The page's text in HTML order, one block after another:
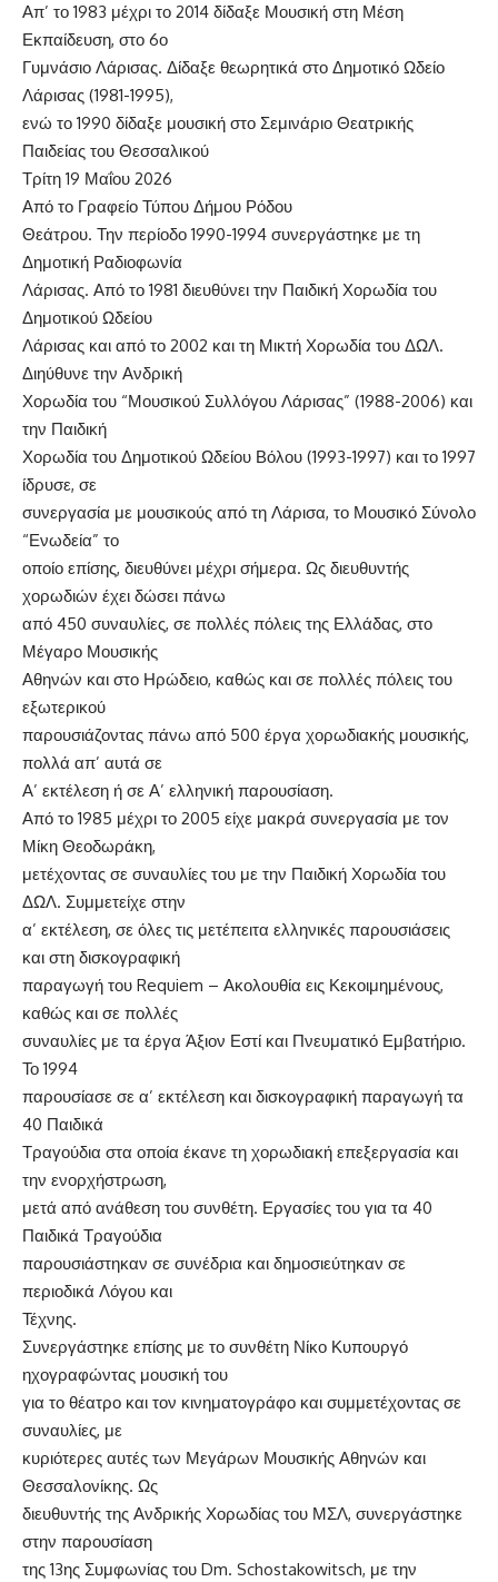
Απ’ το 1983 μέχρι το 2014 δίδαξε Μουσική στη Μέση
Εκπαίδευση, στο 6ο
Γυμνάσιο Λάρισας. Δίδαξε θεωρητικά στο Δημοτικό Ωδείο
Λάρισας (1981-1995),
ενώ το 1990 δίδαξε μουσική στο Σεμινάριο Θεατρικής
Παιδείας του Θεσσαλικού
Τρίτη 19 Μαΐου 2026
Από το Γραφείο Τύπου Δήμου Ρόδου
Θεάτρου. Την περίοδο 1990-1994 συνεργάστηκε με τη
Δημοτική Ραδιοφωνία
Λάρισας. Από το 1981 διευθύνει την Παιδική Χορωδία του
Δημοτικού Ωδείου
Λάρισας και από το 2002 και τη Μικτή Χορωδία του ΔΩΛ.
Διηύθυνε την Ανδρική
Χορωδία του “Μουσικού Συλλόγου Λάρισας” (1988-2006) και
την Παιδική
Χορωδία του Δημοτικού Ωδείου Βόλου (1993-1997) και το 1997
ίδρυσε, σε
συνεργασία με μουσικούς από τη Λάρισα, το Μουσικό Σύνολο
“Ενωδεία” το
οποίο επίσης, διευθύνει μέχρι σήμερα. Ως διευθυντής
χορωδιών έχει δώσει πάνω
από 450 συναυλίες, σε πολλές πόλεις της Ελλάδας, στο
Μέγαρο Μουσικής
Αθηνών και στο Ηρώδειο, καθώς και σε πολλές πόλεις του
εξωτερικού
παρουσιάζοντας πάνω από 500 έργα χορωδιακής μουσικής,
πολλά απ’ αυτά σε
Α’ εκτέλεση ή σε Α’ ελληνική παρουσίαση.
Από το 1985 μέχρι το 2005 είχε μακρά συνεργασία με τον
Μίκη Θεοδωράκη,
μετέχοντας σε συναυλίες του με την Παιδική Χορωδία του
ΔΩΛ. Συμμετείχε στην
α’ εκτέλεση, σε όλες τις μετέπειτα ελληνικές παρουσιάσεις
και στη δισκογραφική
παραγωγή του Requiem – Ακολουθία εις Κεκοιμημένους,
καθώς και σε πολλές
συναυλίες με τα έργα Άξιον Εστί και Πνευματικό Εμβατήριο.
Το 1994
παρουσίασε σε α’ εκτέλεση και δισκογραφική παραγωγή τα
40 Παιδικά
Τραγούδια στα οποία έκανε τη χορωδιακή επεξεργασία και
την ενορχήστρωση,
μετά από ανάθεση του συνθέτη. Εργασίες του για τα 40
Παιδικά Τραγούδια
παρουσιάστηκαν σε συνέδρια και δημοσιεύτηκαν σε
περιοδικά Λόγου και
Τέχνης.
Συνεργάστηκε επίσης με το συνθέτη Νίκο Κυπουργό
ηχογραφώντας μουσική του
για το θέατρο και τον κινηματογράφο και συμμετέχοντας σε
συναυλίες, με
κυριότερες αυτές των Μεγάρων Μουσικής Αθηνών και
Θεσσαλονίκης. Ως
διευθυντής της Ανδρικής Χορωδίας του ΜΣΛ, συνεργάστηκε
στην παρουσίαση
της 13ης Συμφωνίας του Dm. Schostakowitsch, με την